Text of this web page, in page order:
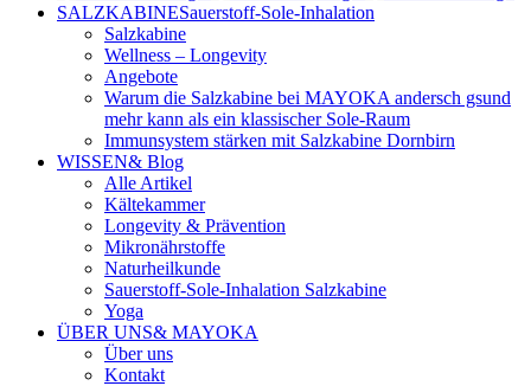
SALZKABINESauerstoff-Sole-Inhalation
Salzkabine
Wellness – Longevity
Angebote
Warum die Salzkabine bei MAYOKA andersch gsund
mehr kann als ein klassischer Sole-Raum
Immunsystem stärken mit Salzkabine Dornbirn
WISSEN& Blog
Alle Artikel
Kältekammer
Longevity & Prävention
Mikronährstoffe
Naturheilkunde
Sauerstoff-Sole-Inhalation Salzkabine
Yoga
ÜBER UNS& MAYOKA
Über uns
Kontakt